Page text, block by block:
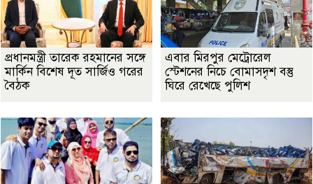
প্রধানমন্ত্রী তারেক রহমানের সঙ্গে
মার্কিন বিশেষ দূত সার্জিও গরের
বৈঠক
এবার মিরপুর মেট্রোরেল
স্টেশনের নিচে বোমাসদৃশ বস্তু
ঘিরে রেখেছে পুলিশ